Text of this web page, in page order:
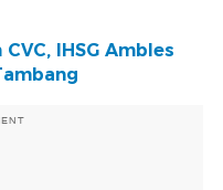
IHSG Ambles